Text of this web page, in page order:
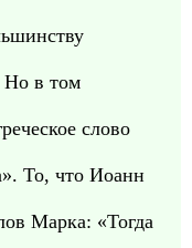
Но в том
слово
То, что Иоанн
Марка: «Тогда